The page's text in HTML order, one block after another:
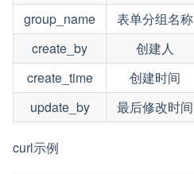
group_name
表单分组名称
create_by
创建人
create_time
创建时间
update_by
最后修改时间
curl示例